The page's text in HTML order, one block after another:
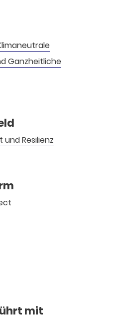
Ganzheitliche
und Resilienz
mit